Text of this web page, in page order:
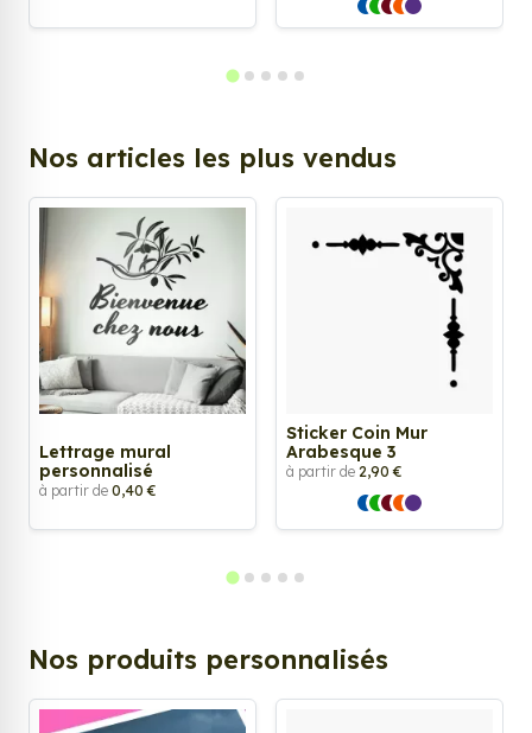
Nos articles les plus vendus
Lettrage mural
personnalisé
à partir de 0,40 €
Sticker Coin Mur
Arabesque 3
à partir de 2,90 €
Nos produits personnalisés